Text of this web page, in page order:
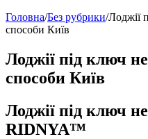
Головна/Без рубрики/Лоджії
способи Київ
Лоджії під ключ
способи Київ
Лоджії під ключ
RIDNYA™